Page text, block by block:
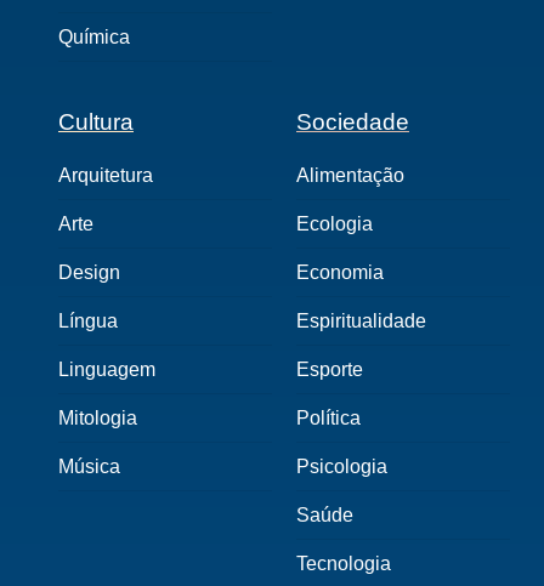
Química
Cultura
Arquitetura
Arte
Design
Língua
Linguagem
Mitologia
Música
Sociedade
Alimentação
Ecologia
Economia
Espiritualidade
Esporte
Política
Psicologia
Saúde
Tecnologia